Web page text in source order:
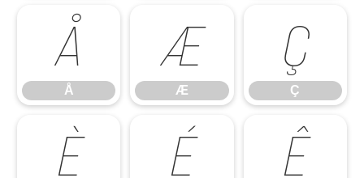
Å
Å
Æ
Æ
Ç
Ç
È É Ê